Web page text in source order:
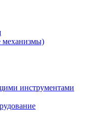
механизмы)
инструментами